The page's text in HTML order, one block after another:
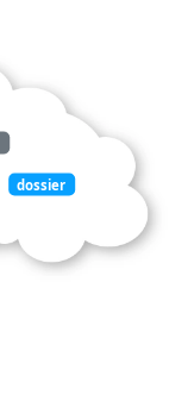
dossier